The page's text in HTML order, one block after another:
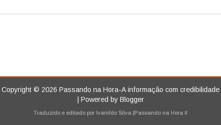
Copyright © 2026 Passando na Hora-A informação com credibilidade
| Powered by Blogger
Traduzido e editado por Ivanildo Silva |Passando na Hora #